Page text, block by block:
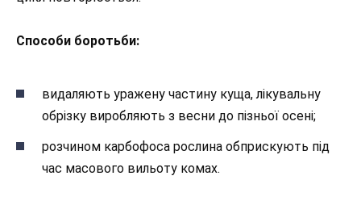
Способи боротьби:
видаляють уражену частину куща, лікувальну
обрізку виробляють з весни до пізньої осені;
розчином карбофоса рослина обприскують під
час масового вильоту комах.